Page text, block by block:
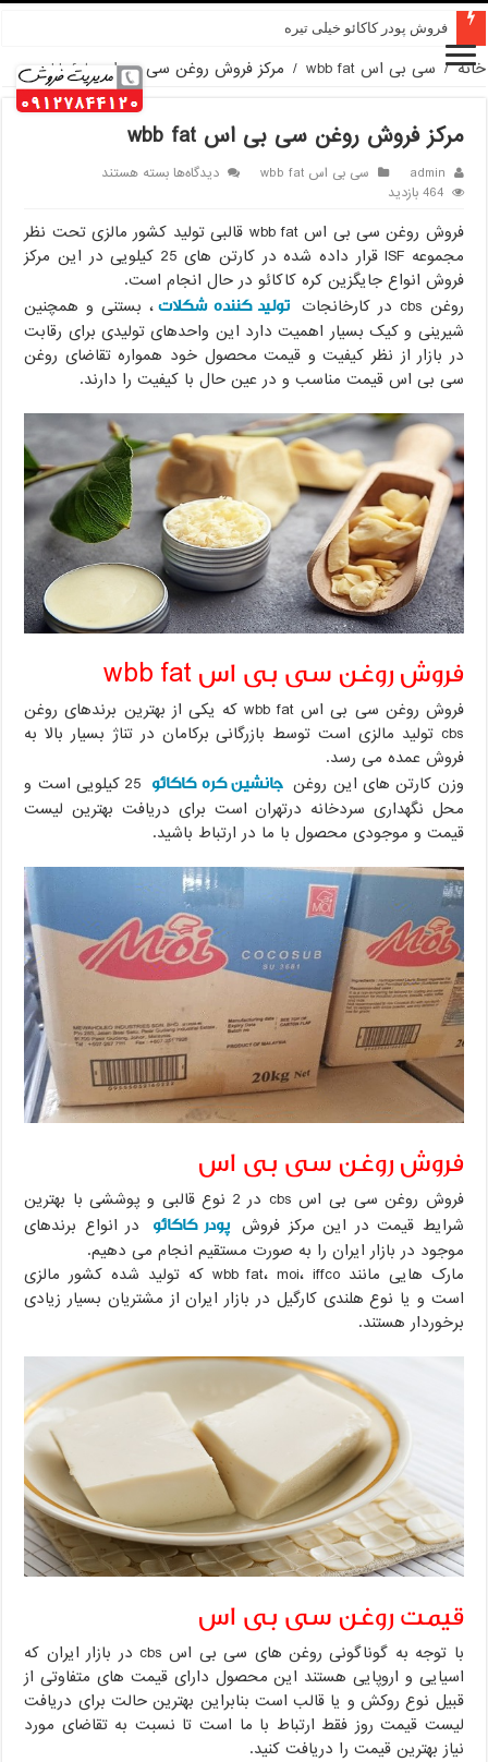
قیمت پودر کاکائو کارگیل
خانه / سی بی اس wbb fat / مرکز فروش روغن سی بی اس wbb fat
مرکز فروش روغن سی بی اس wbb fat
admin سی بی اس wbb fat دیدگاه‌هابرای
روغن
سی
بی
اس
wbb
fat
بسته هستند
464 بازدید
فروش روغن سی بی اس wbb fat قالبی تولید کشور مالزی تحت نظر
مجموعه ISF قرار داده شده در کارتن های 25 کیلویی در این مرکز
فروش انواع جایگزین کره کاکائو در حال انجام است.
روغن cbs در کارخانجات
تولید کننده شکلات، بستنی و همچنین
شیرینی و کیک بسیار اهمیت دارد این واحدهای تولیدی برای رقابت
در بازار از نظر کیفیت و قیمت محصول خود همواره تقاضای روغن
سی بی اس قیمت مناسب و در عین حال با کیفیت را دارند.
فروش روغن سی بی اس wbb fat
فروش روغن سی بی اس wbb fat که یکی از بهترین برندهای روغن
cbs تولید مالزی است توسط بازرگانی برکامان در تناژ بسیار بالا به
فروش عمده می رسد.
وزن کارتن های این روغن جانشین کره کاکائو
25 کیلویی است و
محل نگهداری سردخانه درتهران است برای دریافت بهترین لیست
قیمت و موجودی محصول با ما در ارتباط باشید.
فروش روغن سی بی اس
فروش روغن سی بی اس cbs در 2 نوع قالبی و پوششی با بهترین
شرایط قیمت در این مرکز فروش پودر کاکائو
در انواع برندهای
موجود در بازار ایران را به صورت مستقیم انجام می دهیم.
مارک هایی مانند wbb fat، moi، iffco که تولید شده کشور مالزی
است و یا نوع هلندی کارگیل در بازار ایران از مشتریان بسیار زیادی
برخوردار هستند.
قیمت روغن سی بی اس
با توجه به گوناگونی روغن های سی بی اس cbs در بازار ایران که
اسیایی و اروپایی هستند این محصول دارای قیمت های متفاوتی از
قبیل نوع روکش و یا قالب است بنابراین بهترین حالت برای دریافت
لیست قیمت روز فقط ارتباط با ما است تا نسبت به تقاضای مورد
نیاز بهترین قیمت را دریافت کنید.